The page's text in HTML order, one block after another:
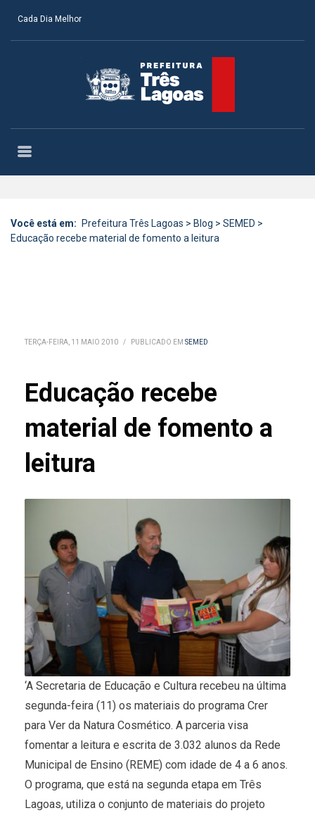
Cada Dia Melhor
Você está em: Prefeitura Três Lagoas > Blog > SEMED >
Educação recebe material de fomento a leitura
TERÇA-FEIRA, 11 MAIO 2010 / PUBLICADO EM SEMED
Educação recebe
material de fomento a
leitura
‘A Secretaria de Educação e Cultura recebeu na última
segunda-feira (11) os materiais do programa Crer
para Ver da Natura Cosmético. A parceria visa
fomentar a leitura e escrita de 3.032 alunos da Rede
Municipal de Ensino (REME) com idade de 4 a 6 anos.
O programa, que está na segunda etapa em Três
Lagoas, utiliza o conjunto de materiais do projeto